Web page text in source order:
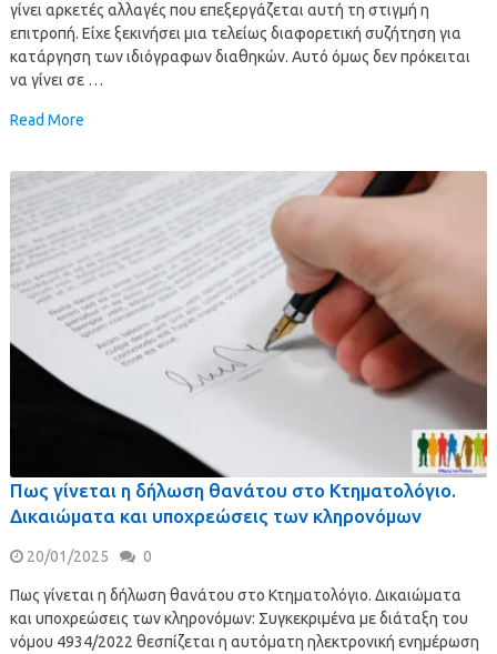
γίνει αρκετές αλλαγές που επεξεργάζεται αυτή τη στιγμή η
επιτροπή. Είχε ξεκινήσει μια τελείως διαφορετική συζήτηση για
κατάργηση των ιδιόγραφων διαθηκών. Αυτό όμως δεν πρόκειται
να γίνει σε …
Read More
Πως γίνεται η δήλωση θανάτου στο Κτηματολόγιο.
Δικαιώματα και υποχρεώσεις των κληρονόμων
20/01/2025 0
Πως γίνεται η δήλωση θανάτου στο Κτηματολόγιο. Δικαιώματα
και υποχρεώσεις των κληρονόμων: Συγκεκριμένα με διάταξη του
νόμου 4934/2022 θεσπίζεται η αυτόματη ηλεκτρονική ενημέρωση